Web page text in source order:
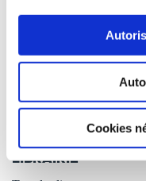
Cookies
Qui sommes-nous ?
Nos services aux auteurs
LIBRAIRIE